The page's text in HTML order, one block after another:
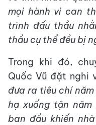
mọi hành vi can
trình đấu thầu
thầu cụ thể đều bị
Trong khi đó,
Quốc Vũ đặt nghi
đưa ra tiêu chí
hạ xuống tận
ban đầu khiến